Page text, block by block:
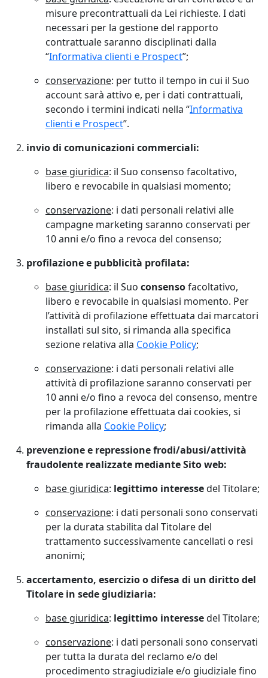
misure precontrattuali da Lei richieste. I dati
necessari per la gestione del rapporto
contrattuale saranno disciplinati dalla
“Informativa clienti e Prospect”;
conservazione: per tutto il tempo in cui il Suo
account sarà attivo e, per i dati contrattuali,
secondo i termini indicati nella “Informativa
clienti e Prospect”.
invio di comunicazioni commerciali:
base giuridica: il Suo consenso facoltativo,
libero e revocabile in qualsiasi momento;
conservazione: i dati personali relativi alle
campagne marketing saranno conservati per
10 anni e/o fino a revoca del consenso;
profilazione e pubblicità profilata:
base giuridica: il Suo consensofacoltativo,
libero e revocabile in qualsiasi momento. Per
l’attività di profilazione effettuata dai marcatori
installati sul sito, si rimanda alla specifica
sezione relativa alla Cookie Policy;
conservazione: i dati personali relativi alle
attività di profilazione saranno conservati per
10 anni e/o fino a revoca del consenso, mentre
per la profilazione effettuata dai cookies, si
rimanda alla Cookie Policy;
prevenzione e repressione frodi/abusi/attività
fraudolente realizzate mediante Sito web:
base giuridica: legittimo interessedel Titolare;
conservazione: i dati personali sono conservati
per la durata stabilita dal Titolare del
trattamento successivamente cancellati o resi
anonimi;
accertamento, esercizio o difesa di un diritto del
Titolare in sede giudiziaria:
base giuridica: legittimo interessedel Titolare;
conservazione: i dati personali sono conservati
per tutta la durata del reclamo e/o del
procedimento stragiudiziale e/o giudiziale fino